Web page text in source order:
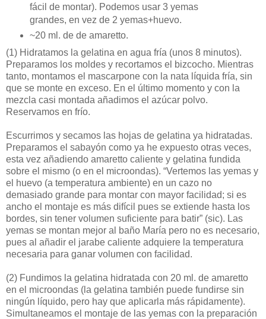
fácil de montar). Podemos usar 3 yemas
grandes, en vez de 2 yemas+huevo.
~20 ml. de de amaretto.
(1) Hidratamos la gelatina en agua fría (unos 8 minutos).
Preparamos los moldes y recortamos el bizcocho. Mientras
tanto, montamos el mascarpone con la nata líquida fría, sin
que se monte en exceso. En el último momento y con la
mezcla casi montada añadimos el azúcar polvo.
Reservamos en frío.
Escurrimos y secamos las hojas de gelatina ya hidratadas.
Preparamos el sabayón como ya he expuesto otras veces,
esta vez añadiendo amaretto caliente y gelatina fundida
sobre el mismo (o en el microondas). “Vertemos las yemas y
el huevo (a temperatura ambiente) en un cazo no
demasiado grande para montar con mayor facilidad; si es
ancho el montaje es más difícil pues se extiende hasta los
bordes, sin tener volumen suficiente para batir” (sic). Las
yemas se montan mejor al baño María pero no es necesario,
pues al añadir el jarabe caliente adquiere la temperatura
necesaria para ganar volumen con facilidad.
(2) Fundimos la gelatina hidratada con 20 ml. de amaretto
en el microondas (la gelatina también puede fundirse sin
ningún líquido, pero hay que aplicarla más rápidamente).
Simultaneamos el montaje de las yemas con la preparación